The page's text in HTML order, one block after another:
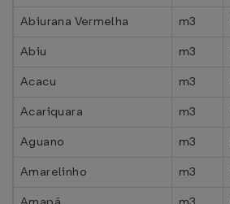
Abiurana Vermelha
m3
Abiu
m3
Acacu
m3
Acariquara
m3
Aguano
m3
Amarelinho
m3